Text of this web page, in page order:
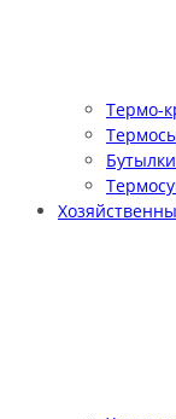
Термо-